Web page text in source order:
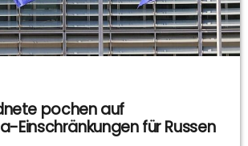
pochen auf
Einschränkungen für Russen